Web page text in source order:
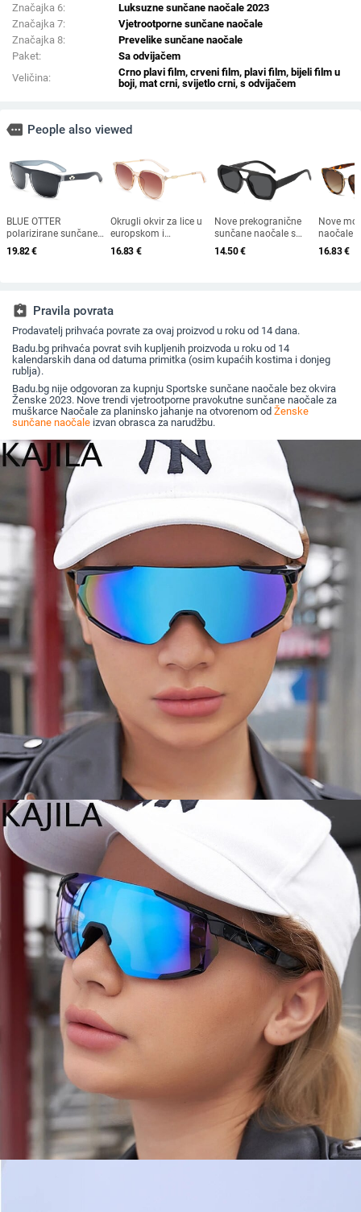
Značajka 6:
Luksuzne sunčane naočale 2023
Značajka 7:
Vjetrootporne sunčane naočale
Značajka 8:
Prevelike sunčane naočale
Paket:
Sa odvijačem
Veličina:
Crno plavi film, crveni film, plavi film, bijeli film u
boji, mat crni, svijetlo crni, s odvijačem
more People also viewed
BLUE OTTER
polarizirane sunčane
naočale, sunčane
naočale za sportove
ribolov, sunčane
naočale za vožnju, UV
zaštita
19.82€
Okrugli okvir za lice u
europskom i
američkom stilu, čvrsti
okvir, moderne retro
16.83 €
Nove prekogranične
sunčane naočale s
dvostrukim mostom
nepravilnog oblika,
14.50€
Nove
naočale
okvirom
mačke i
16.83€
assignment_return Pravila povrata
Prodavatelj prihvaća povrate za ovaj proizvod u roku od 14 dana.
Badu.bg prihvaća povrat svih kupljenih proizvoda u roku od 14
kalendarskih dana od datuma primitka (osim kupaćih kostima i donjeg
rublja).
Badu.bg nije odgovoran za kupnju Sportske sunčane naočale bez okvira
Ženske 2023. Nove trendi vjetrootporne pravokutne sunčane naočale za
muškarce Naočale za planinsko jahanje na otvorenom od Ženske
sunčane naočale izvan obrasca za narudžbu.